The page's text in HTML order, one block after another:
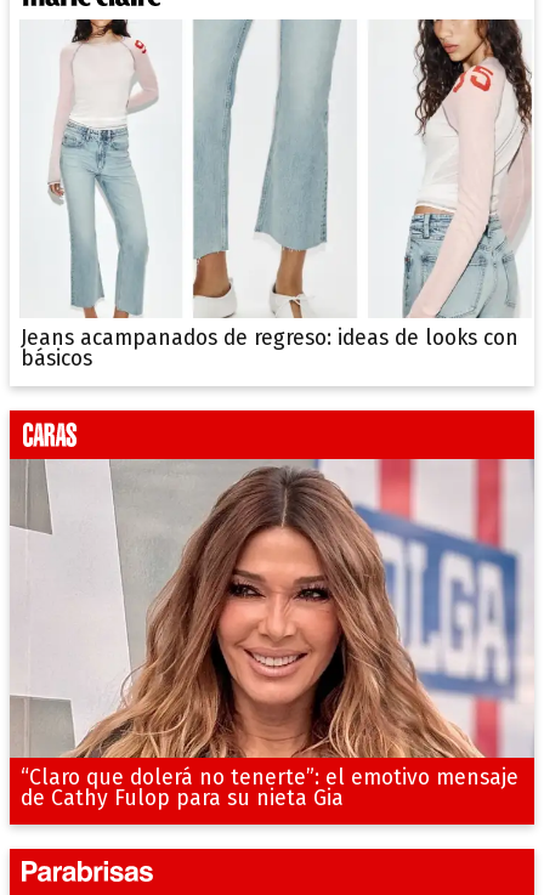
Jeans acampanados de regreso: ideas de looks con
básicos
“Claro que dolerá no tenerte”: el emotivo mensaje
de Cathy Fulop para su nieta Gia